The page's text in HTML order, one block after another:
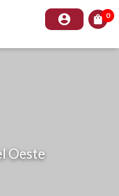
account_circle shopping_bag 0
Oeste